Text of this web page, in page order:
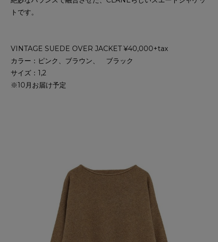
トです。
VINTAGE SUEDE OVER JACKET ¥40,000+tax
カラー：ピンク、ブラウン、 ブラック
サイズ：1,2
※10月お届け予定